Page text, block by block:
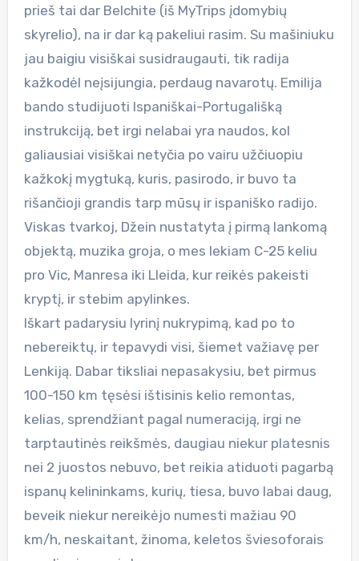
prieš tai dar Belchite (iš MyTrips įdomybių
skyrelio), na ir dar ką pakeliui rasim. Su mašiniuku
jau baigiu visiškai susidraugauti, tik radija
kažkodėl neįsijungia, perdaug navarotų. Emilija
bando studijuoti Ispaniškai-Portugališką
instrukciją, bet irgi nelabai yra naudos, kol
galiausiai visiškai netyčia po vairu užčiuopiu
kažkokį mygtuką, kuris, pasirodo, ir buvo ta
rišančioji grandis tarp mūsų ir ispaniško radijo.
Viskas tvarkoj, Džein nustatyta į pirmą lankomą
objektą, muzika groja, o mes lekiam C-25 keliu
pro Vic, Manresa iki Lleida, kur reikės pakeisti
kryptį, ir stebim apylinkes.
Iškart padarysiu lyrinį nukrypimą, kad po to
nebereiktų, ir tepavydi visi, šiemet važiavę per
Lenkiją. Dabar tiksliai nepasakysiu, bet pirmus
100-150 km tęsėsi ištisinis kelio remontas,
kelias, sprendžiant pagal numeraciją, irgi ne
tarptautinės reikšmės, daugiau niekur platesnis
nei 2 juostos nebuvo, bet reikia atiduoti pagarbą
ispanų kelininkams, kurių, tiesa, buvo labai daug,
beveik niekur nereikėjo numesti mažiau 90
km/h, neskaitant, žinoma, keletos šviesoforais